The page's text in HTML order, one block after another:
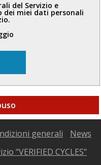
del Servizio e
miei dati personali
generali
News
"VERIFIED CYCLES"